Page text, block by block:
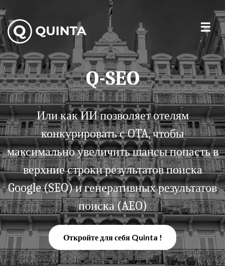
Q-SEO
Или как ИИ позволяет отелям
конкурировать с OTA, чтобы
максимально увеличить шансы попасть в
верхние строки результатов поиска
Google (SEO) и генеративных результатов
поиска (AEO)
Откройте для себя Quinta !